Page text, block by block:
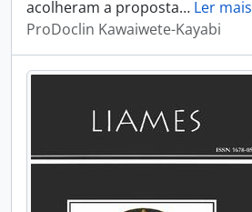
acolheram a proposta… Ler mais
ProDoclin Kawaiwete-Kayabi